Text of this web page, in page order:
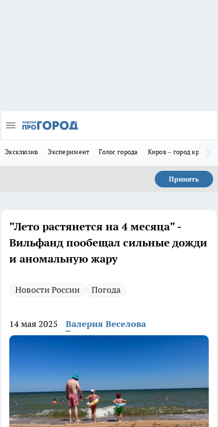
Эксклюзив Эксперимент Голос города Киров – город
Принять
"Лето растянется на 4 месяца" -
Вильфанд пообещал сильные дожди
и аномальную жару
Новости России Погода
14 мая 2025 Валерия Веселова